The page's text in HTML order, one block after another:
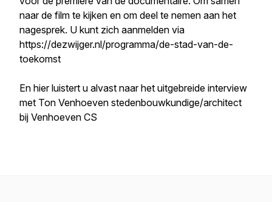
naar de film te kijken en om deel te nemen aan het
nagesprek. U kunt zich aanmelden via
https://dezwijger.nl/programma/de-stad-van-de-
toekomst
En hier luistert u alvast naar het uitgebreide interview
met Ton Venhoeven stedenbouwkundige/architect
bij Venhoeven CS